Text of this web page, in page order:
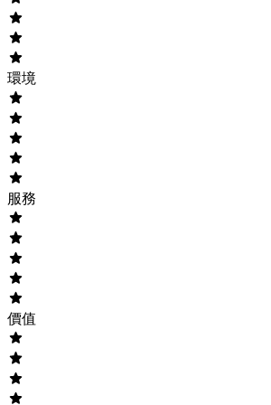
環境
服務
價值